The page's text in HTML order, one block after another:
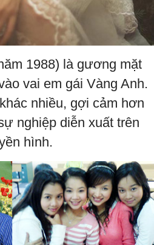
1988) là gương mặt
vai em gái Vàng Anh.
nhiều, gợi cảm hơn
nghiệp diễn xuất trên
hình.